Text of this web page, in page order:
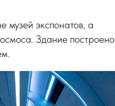
музей экспонатов, а
Здание построено